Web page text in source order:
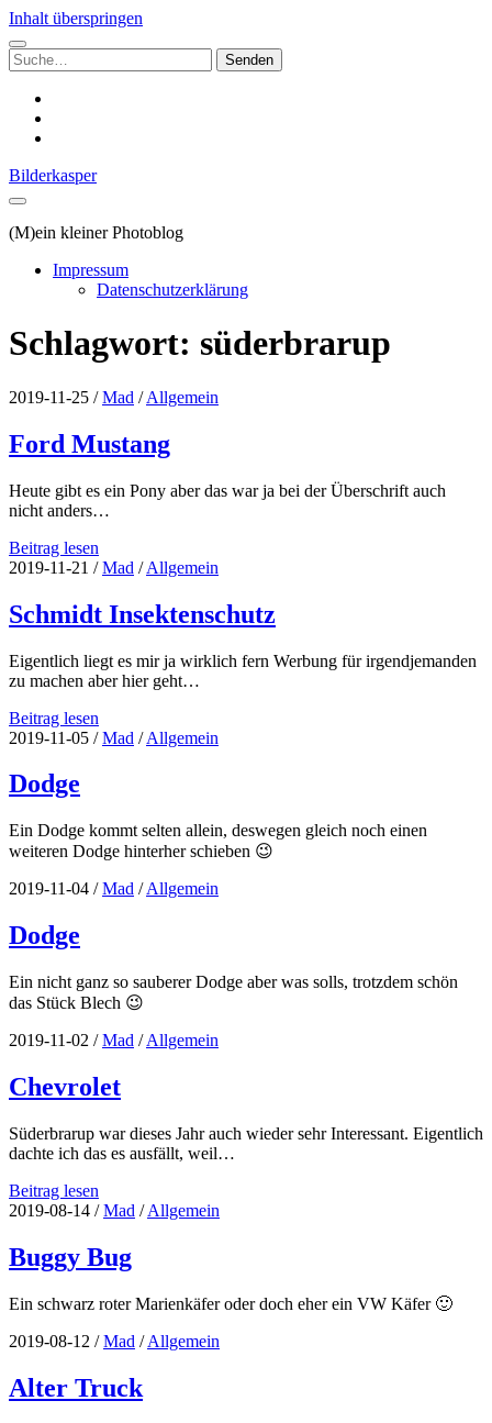
Inhalt überspringen
Suchen
nach:
Bilderkasper
(M)ein kleiner Photoblog
Impressum
Datenschutzerklärung
Schlagwort: süderbrarup
2019-11-25 /Mad /Allgemein
Ford Mustang
Heute gibt es ein Pony aber das war ja bei der Überschrift auch
nicht anders…
Beitrag lesen
Mustang
2019-11-21 /Mad /Allgemein
Schmidt Insektenschutz
Eigentlich liegt es mir ja wirklich fern Werbung für irgendjemanden
zu machen aber hier geht…
Beitrag lesen
Insektenschutz
2019-11-05 /Mad /Allgemein
Dodge
Ein Dodge kommt selten allein, deswegen gleich noch einen
weiteren Dodge hinterher schieben 😉
2019-11-04 /Mad /Allgemein
Dodge
Ein nicht ganz so sauberer Dodge aber was solls, trotzdem schön
das Stück Blech 😉
2019-11-02 /Mad /Allgemein
Chevrolet
Süderbrarup war dieses Jahr auch wieder sehr Interessant. Eigentlich
dachte ich das es ausfällt, weil…
Beitrag lesen
2019-08-14 /Mad /Allgemein
Buggy Bug
Ein schwarz roter Marienkäfer oder doch eher ein VW Käfer 🙂
2019-08-12 /Mad /Allgemein
Alter Truck